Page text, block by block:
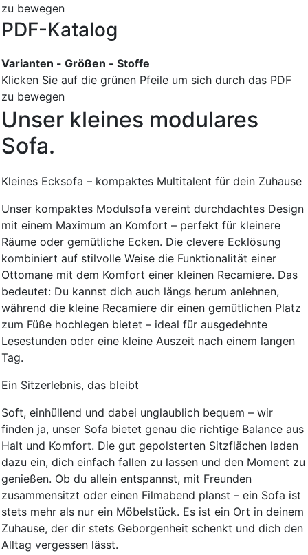
zu bewegen
PDF-Katalog
Varianten - Größen - Stoffe
Klicken Sie auf die grünen Pfeile um sich durch das PDF
zu bewegen
Unser kleines modulares
Sofa.
Kleines Ecksofa – kompaktes Multitalent für dein Zuhause
Unser kompaktes Modulsofa vereint durchdachtes Design
mit einem Maximum an Komfort – perfekt für kleinere
Räume oder gemütliche Ecken. Die clevere Ecklösung
kombiniert auf stilvolle Weise die Funktionalität einer
Ottomane mit dem Komfort einer kleinen Recamiere. Das
bedeutet: Du kannst dich auch längs herum anlehnen,
während die kleine Recamiere dir einen gemütlichen Platz
zum Füße hochlegen bietet – ideal für ausgedehnte
Lesestunden oder eine kleine Auszeit nach einem langen
Tag.
Ein Sitzerlebnis, das bleibt
Soft, einhüllend und dabei unglaublich bequem – wir
finden ja, unser Sofa bietet genau die richtige Balance aus
Halt und Komfort. Die gut gepolsterten Sitzflächen laden
dazu ein, dich einfach fallen zu lassen und den Moment zu
genießen. Ob du allein entspannst, mit Freunden
zusammensitzt oder einen Filmabend planst – ein Sofa ist
stets mehr als nur ein Möbelstück. Es ist ein Ort in deinem
Zuhause, der dir stets Geborgenheit schenkt und dich den
Alltag vergessen lässt.